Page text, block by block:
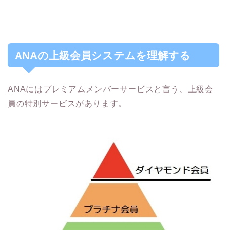
ANAの上級会員システムを理解する
ANAにはプレミアムメンバーサービスと言う、上級会
員の特別サービスがあります。